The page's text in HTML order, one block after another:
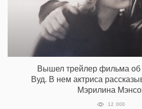
Вышел трейлер фильма об
Вуд. В нем актриса
Мэрилина
12 000